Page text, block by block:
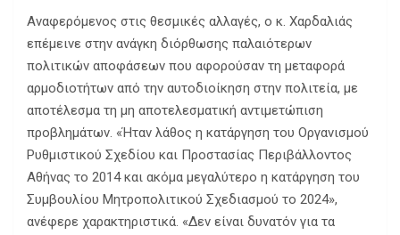
Αναφερόμενος στις θεσμικές αλλαγές, ο κ. Χαρδαλιάς
επέμεινε στην ανάγκη διόρθωσης παλαιότερων
πολιτικών αποφάσεων που αφορούσαν τη μεταφορά
αρμοδιοτήτων από την αυτοδιοίκηση στην πολιτεία, με
αποτέλεσμα τη μη αποτελεσματική αντιμετώπιση
προβλημάτων. «Ήταν λάθος η κατάργηση του Οργανισμού
Ρυθμιστικού Σχεδίου και Προστασίας Περιβάλλοντος
Αθήνας το 2014 και ακόμα μεγαλύτερο η κατάργηση του
Συμβουλίου Μητροπολιτικού Σχεδιασμού το 2024»,
ανέφερε χαρακτηριστικά. «Δεν είναι δυνατόν για τα